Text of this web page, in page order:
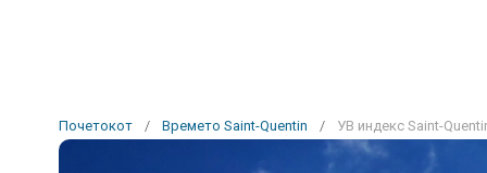
Почетокот / Времето Saint-Quentin / УВ индекс Saint-